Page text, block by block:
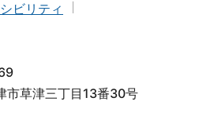
ビリティ
草津三丁目13番30号